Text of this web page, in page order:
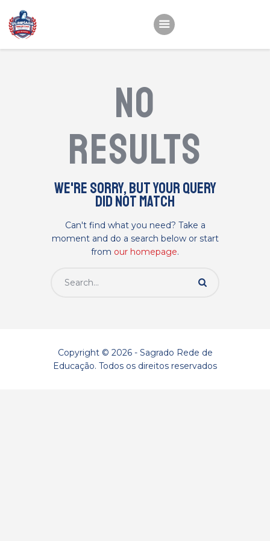
Atletas
Classificação
Sagrado Rede de
Educação
No
results
We're sorry, but your query
did not match
Can't find what you need? Take a
moment and do a search below or start
from our homepage.
Copyright © 2026 - Sagrado Rede de
Educação. Todos os direitos reservados